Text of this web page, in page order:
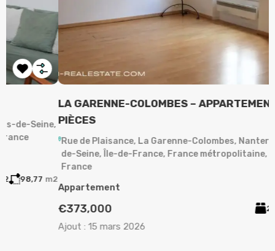
LA GARENNE-COLOMBES – APPARTEMENT 3
PIÈCES
Rue de Plaisance, La Garenne-Colombes, Nanterre, Hauts-
de-Seine, Île-de-France, France métropolitaine, 92250,
Appartement
€373,000 63 m²
15 mars 2026